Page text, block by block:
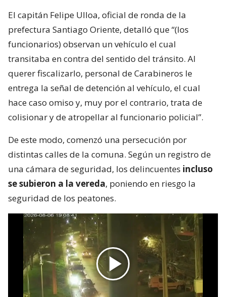
El capitán Felipe Ulloa, oficial de ronda de la
prefectura Santiago Oriente, detalló que “(los
funcionarios) observan un vehículo el cual
transitaba en contra del sentido del tránsito. Al
querer fiscalizarlo, personal de Carabineros le
entrega la señal de detención al vehículo, el cual
hace caso omiso y, muy por el contrario, trata de
colisionar y de atropellar al funcionario policial”.
De este modo, comenzó una persecución por
distintas calles de la comuna. Según un registro de
una cámara de seguridad, los delincuentes incluso
se subieron a la vereda, poniendo en riesgo la
seguridad de los peatones.